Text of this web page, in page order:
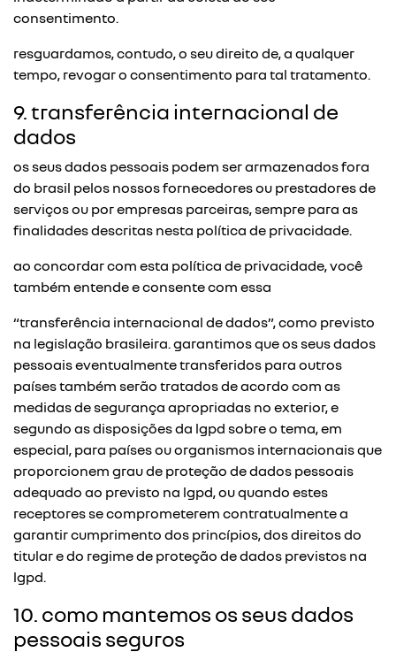
consentimento.
resguardamos, contudo, o seu direito de, a qualquer
tempo, revogar o consentimento para tal tratamento.
9. transferência internacional de
dados
os seus dados pessoais podem ser armazenados fora
do brasil pelos nossos fornecedores ou prestadores de
serviços ou por empresas parceiras, sempre para as
finalidades descritas nesta política de privacidade.
ao concordar com esta política de privacidade, você
também entende e consente com essa
“transferência internacional de dados”, como previsto
na legislação brasileira. garantimos que os seus dados
pessoais eventualmente transferidos para outros
países também serão tratados de acordo com as
medidas de segurança apropriadas no exterior, e
segundo as disposições da lgpd sobre o tema, em
especial, para países ou organismos internacionais que
proporcionem grau de proteção de dados pessoais
adequado ao previsto na lgpd, ou quando estes
receptores se comprometerem contratualmente a
garantir cumprimento dos princípios, dos direitos do
titular e do regime de proteção de dados previstos na
lgpd.
10. como mantemos os seus dados
pessoais seguros